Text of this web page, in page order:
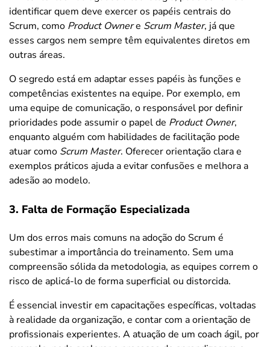
identificar quem deve exercer os papéis centrais do
Scrum, como Product Ownere Scrum Master, já que
esses cargos nem sempre têm equivalentes diretos em
outras áreas.
O segredo está em adaptar esses papéis às funções e
competências existentes na equipe. Por exemplo, em
uma equipe de comunicação, o responsável por definir
prioridades pode assumir o papel de Product Owner,
enquanto alguém com habilidades de facilitação pode
atuar como Scrum Master. Oferecer orientação clara e
exemplos práticos ajuda a evitar confusões e melhora a
adesão ao modelo.
3. Falta de Formação Especializada
Um dos erros mais comuns na adoção do Scrum é
subestimar a importância do treinamento. Sem uma
compreensão sólida da metodologia, as equipes correm o
risco de aplicá-lo de forma superficial ou distorcida.
É essencial investir em capacitações específicas, voltadas
à realidade da organização, e contar com a orientação de
profissionais experientes. A atuação de um coach ágil, por